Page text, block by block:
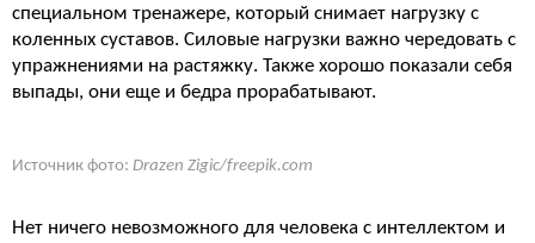
специальном тренажере, который снимает нагрузку с
коленных суставов. Силовые нагрузки важно чередовать с
упражнениями на растяжку. Также хорошо показали себя
выпады, они еще и бедра прорабатывают.
Источник фото: Drazen Zigic/freepik.com
Нет ничего невозможного для человека с интеллектом и